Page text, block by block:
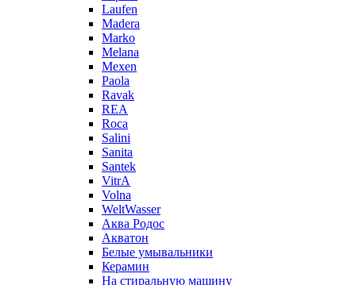
Laufen
Madera
Marko
Melana
Mexen
Paola
Ravak
REA
Roca
Salini
Sanita
Santek
VitrA
Volna
WeltWasser
Аква Родос
Акватон
Белые умывальники
Керамин
На стиральную машину